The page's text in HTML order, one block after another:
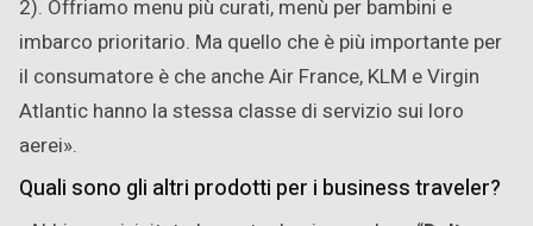
2). Offriamo menu più curati, menù per bambini e
imbarco prioritario. Ma quello che è più importante per
il consumatore è che anche Air France, KLM e Virgin
Atlantic hanno la stessa classe di servizio sui loro
aerei».
Quali sono gli altri prodotti per i business traveler?